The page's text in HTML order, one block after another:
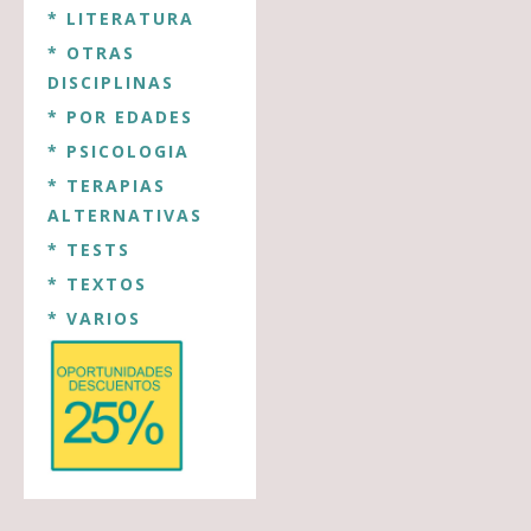
* LITERATURA
* OTRAS
DISCIPLINAS
* POR EDADES
* PSICOLOGIA
* TERAPIAS
ALTERNATIVAS
* TESTS
* TEXTOS
* VARIOS